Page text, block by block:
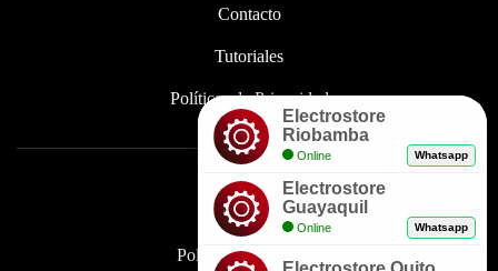
Contacto
Tutoriales
Políticas de Privacidad
Enlaces
Políticas de Garantía
Electrostore
Riobamba
Online Whatsapp
Electrostore
Guayaquil
Online Whatsapp